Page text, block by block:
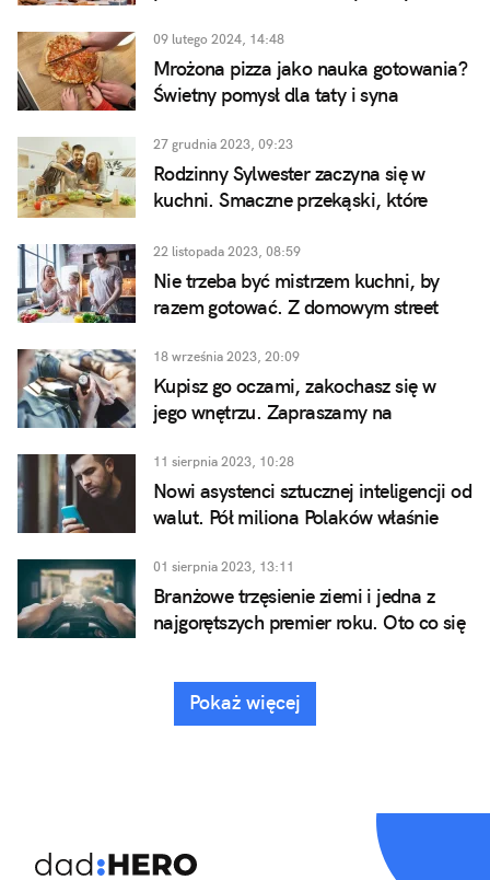
09 lutego 2024, 14:48
Mrożona pizza jako nauka gotowania?
Świetny pomysł dla taty i syna
27 grudnia 2023, 09:23
Rodzinny Sylwester zaczyna się w
kuchni. Smaczne przekąski, które
22 listopada 2023, 08:59
Nie trzeba być mistrzem kuchni, by
razem gotować. Z domowym street
18 września 2023, 20:09
Kupisz go oczami, zakochasz się w
jego wnętrzu. Zapraszamy na
11 sierpnia 2023, 10:28
Nowi asystenci sztucznej inteligencji od
walut. Pół miliona Polaków właśnie
01 sierpnia 2023, 13:11
Branżowe trzęsienie ziemi i jedna z
najgorętszych premier roku. Oto co się
Pokaż więcej